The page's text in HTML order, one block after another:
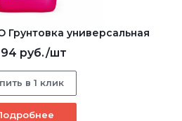
Грунтовка универсальная
руб./шт
в 1 клик